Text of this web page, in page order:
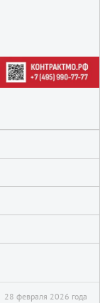
28 февраля 2026 года